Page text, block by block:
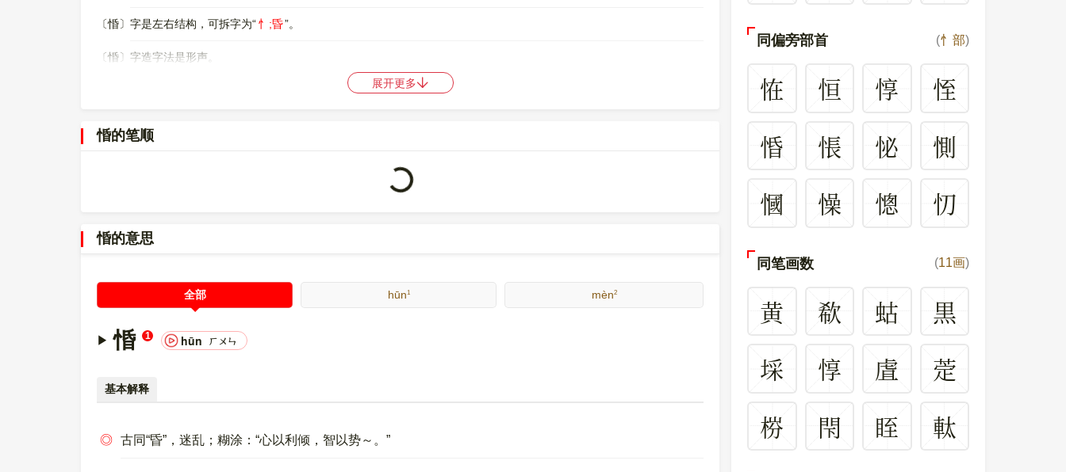
〔惛〕字是左右结构，可拆字为“忄;昏”。
〔惛〕字造字法是形声。
，四角号码是92064，郑码是URK
000060DB，UTF-8：E6 83 9B。
。
展开更多
惛的笔顺
Loading...
惛的意思
全部 hūn1 mèn2
惛 1 hūn ㄏㄨㄣ
基本解释
◎ 古同“昏”，迷乱；糊涂：“心以利倾，智以势～。”
同偏旁部首 (忄部)
恠 恒 惇
恎
惛
悵 怭
惻
慖
懆 憁 忉
同笔画数 (11画)
黄 欷 蛄
黒
埰
惇 虘
萣
梤
閇 眰 軚